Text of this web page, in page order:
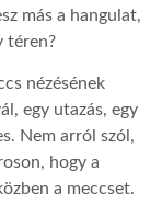
más a hangulat,
téren?
nézésének
egy utazás, egy
Nem arról szól,
hogy a
a meccset.